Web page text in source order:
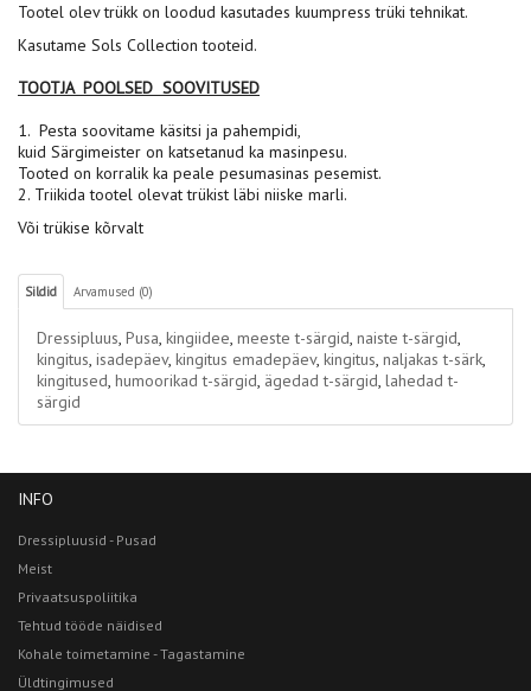
Tootel olev trükk on loodud kasutades kuumpress trüki tehnikat.
Kasutame Sols Collection tooteid.
TOOTJA POOLSED SOOVITUSED
1. Pesta soovitame käsitsi ja pahempidi,
kuid Särgimeister on katsetanud ka masinpesu.
Tooted on korralik ka peale pesumasinas pesemist.
2. Triikida tootel olevat trükist läbi niiske marli.
Või trükise kõrvalt
Sildid Arvamused (0)
Dressipluus, Pusa, kingiidee, meeste t-särgid, naiste t-särgid,
kingitus, isadepäev, kingitus emadepäev, kingitus, naljakas t-särk,
kingitused, humoorikad t-särgid, ägedad t-särgid, lahedad t-
särgid
INFO
Dressipluusid - Pusad
Meist
Privaatsuspoliitika
Tehtud tööde näidised
Kohale toimetamine - Tagastamine
Üldtingimused